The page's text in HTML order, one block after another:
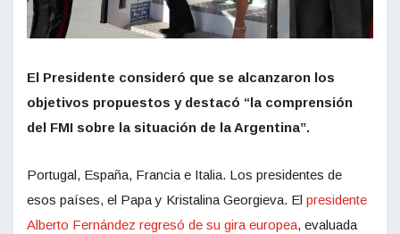
El Presidente consideró que se alcanzaron los
objetivos propuestos y destacó “la comprensión
del FMI sobre la situación de la Argentina”.
Portugal, España, Francia e Italia. Los presidentes de
esos países, el Papa y Kristalina Georgieva. El presidente
Alberto Fernández regresó de su gira europea, evaluada